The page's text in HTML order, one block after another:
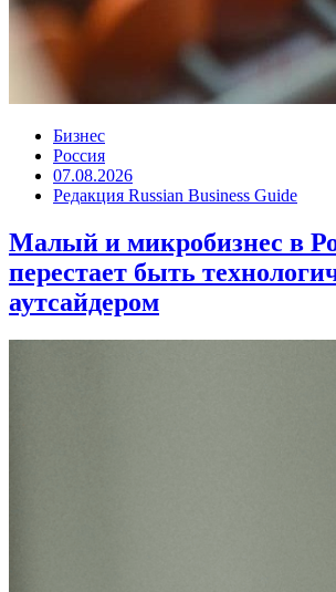
Бизнес
Россия
07.08.2026
Редакция Russian Business Guide
Малый и микробизнес в
перестает быть
аутсайдером